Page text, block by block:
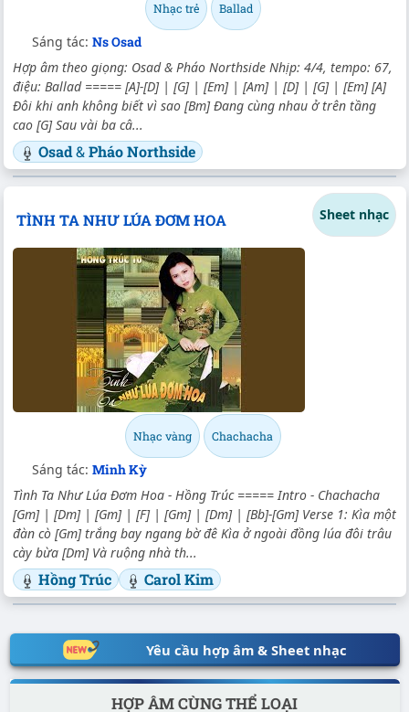
Nhạc trẻ Ballad
Sáng tác: Ns Osad
Hợp âm theo giọng: Osad & Pháo Northside Nhịp: 4/4, tempo: 67,
điệu: Ballad ===== [A]-[D] | [G] | [Em] | [Am] | [D] | [G] | [Em] [A]
Đôi khi anh không biết vì sao [Bm] Đang cùng nhau ở trên tầng
cao [G] Sau vài ba câ...
Osad&Pháo Northside
TÌNH TA NHƯ LÚA ĐƠM HOA Sheet nhạc
Nhạc vàng Chachacha
Sáng tác: Minh Kỳ
Tình Ta Như Lúa Đơm Hoa - Hồng Trúc ===== Intro - Chachacha
[Gm] | [Dm] | [Gm] | [F] | [Gm] | [Dm] | [Bb]-[Gm] Verse 1: Kìa một
đàn cò [Gm] trắng bay ngang bờ đê Kìa ở ngoài đồng lúa đôi trâu
cày bừa [Dm] Và ruộng nhà th...
Hồng Trúc Carol Kim
Yêu cầu hợp âm & Sheet nhạc
HỢP ÂM CÙNG THỂ LOẠI